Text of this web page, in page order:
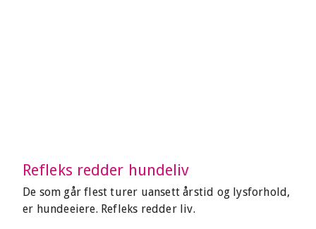
Refleks redder hundeliv
De som går flest turer uansett årstid og lysforhold,
er hundeeiere. Refleks redder liv.